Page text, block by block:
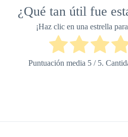
¿Qué tan útil fue
¡Haz clic en una estrella
Puntuación media 5/ 5.